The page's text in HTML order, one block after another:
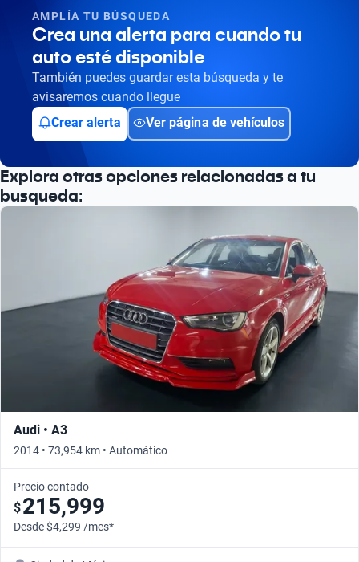
Busca por modelo
Busca por versión
Busca por año
AMPLÍA TU BÚSQUEDA
Crea una alerta para cuando tu
auto esté disponible
También puedes guardar esta búsqueda y te
avisaremos cuando llegue
Crear alerta
Ver página de vehículos
Explora otras opciones relacionadas a tu
busqueda:
Audi • A3
2014 • 73,954 km • Automático
Precio contado
$215,999
Desde $4,299 /mes*